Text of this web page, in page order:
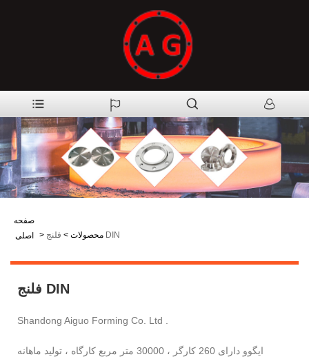
صفحه
اصلی
> محصولات > فلنج DIN
فلنج DIN
Shandong Aiguo Forming Co. Ltd .
ایگوو دارای 260 کارگر ، 30000 متر مربع کارگاه ، تولید ماهانه